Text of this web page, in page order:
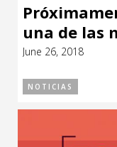
una de las
June 26, 2018
NOTICIAS